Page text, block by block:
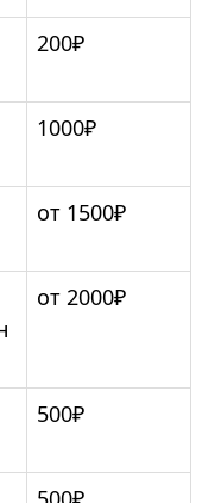
200₽
1000₽
от 1500₽
от 2000₽
500₽